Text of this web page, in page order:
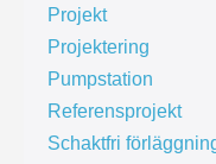
Projekt
Projektering
Pumpstation
Referensprojekt
Schaktfri